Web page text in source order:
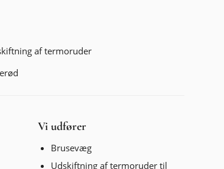
af termoruder
Vi udfører
Brusevæg
Udskiftning af termoruder til